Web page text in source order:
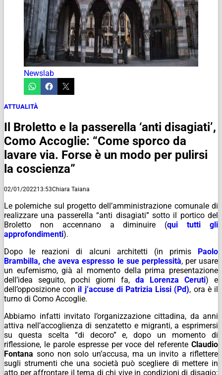
Newslab
ATTUALITÀ
Il Broletto e la passerella ‘anti disagiati’,
Como Accoglie: “Come sporco da
lavare via. Forse è un modo per pulirsi
la coscienza”
02/01/202213:53Chiara Taiana
Le polemiche sul progetto dell’amministrazione comunale di
realizzare una passerella “anti disagiati” sotto il portico del
Broletto non accennano a diminuire (qui tutti gli
approfondimenti).
Dopo le reazioni di alcuni architetti (in primis Paolo
Brambilla, che aveva espresso le sue perplessità, per usare
un eufemismo, già al momento della prima presentazione
dell’idea seguito, pochi giorni fa, da Lorenza Ceruti) e
dell’opposizione con il j’accusedi Patrizia Lissi (Pd), ora è il
turno di Como Accoglie.
Abbiamo infatti invitato l’organizzazione cittadina, da anni
attiva nell’accoglienza di senzatetto e migranti, a esprimersi
su questa scelta “di decoro” e, dopo un momento di
riflessione, le parole espresse per voce del referente Claudio
Fontana sono non solo un’accusa, ma un invito a riflettere
sugli strumenti che una società può scegliere di mettere in
atto per affrontare il tema di chi vive in condizioni di disagio: